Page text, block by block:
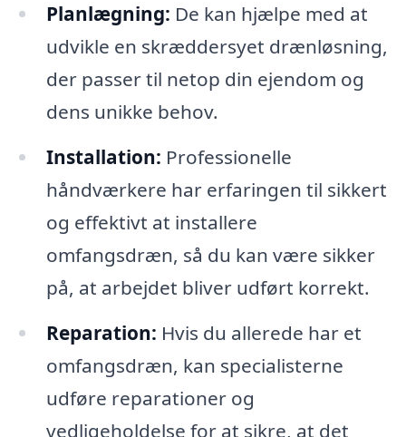
Planlægning: De kan hjælpe med at
udvikle en skræddersyet drænløsning,
der passer til netop din ejendom og
dens unikke behov.
Installation: Professionelle
håndværkere har erfaringen til sikkert
og effektivt at installere
omfangsdræn, så du kan være sikker
på, at arbejdet bliver udført korrekt.
Reparation: Hvis du allerede har et
omfangsdræn, kan specialisterne
udføre reparationer og
vedligeholdelse for at sikre, at det